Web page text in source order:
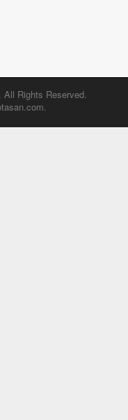
. All Rights Reserved.
.